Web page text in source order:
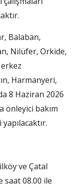
Balaban,
Nilüfer, Orkide,
Harmanyeri,
8 Haziran 2026
önleyici bakım
ve Çatal
saat 08.00 ile